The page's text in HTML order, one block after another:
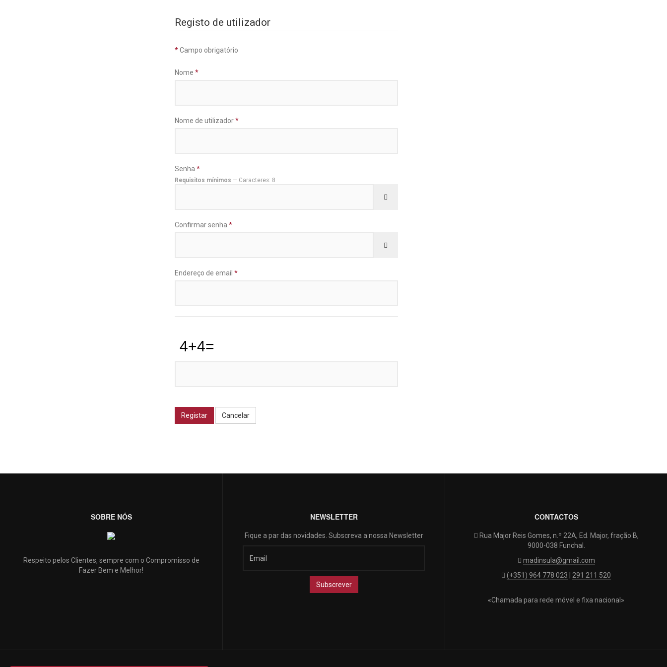
Registo de utilizador
*Campo obrigatório
Nome *
Nome de utilizador*
Senha *
Requisitos mínimos — Caracteres: 8
Confirmar senha *
Endereço de email *
Registar Cancelar
SOBRE NÓS
Respeito pelos Clientes, sempre com o Compromisso de
Fazer Bem e Melhor!
NEWSLETTER
Fique a par das novidades. Subscreva a nossa Newsletter
CONTACTOS
Rua Major Reis Gomes, n.º 22A, Ed. Major, fração B,
9000-038 Funchal.
madinsula@gmail.com
(+351) 964 778 023
291 211 520
«Chamada para rede móvel e fixa nacional»